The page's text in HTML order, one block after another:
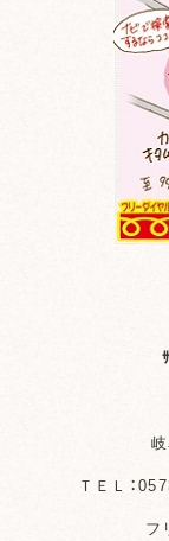
ＴＥＬ：
フ